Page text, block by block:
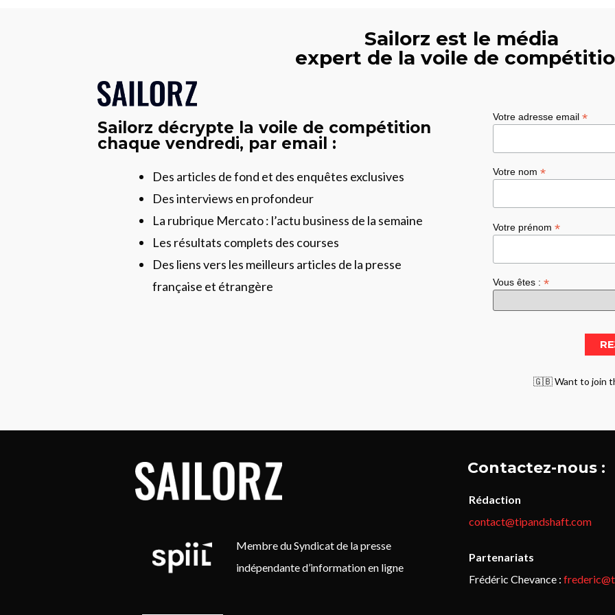
Sailorz est le média
expert de la voile de
Sailorz décrypte la voile de compétition
chaque vendredi, par email :
Des articles de fond et des enquêtes exclusives
Des interviews en profondeur
La rubrique Mercato : l’actu business de la semaine
Les résultats complets des courses
Des liens vers les meilleurs articles de la presse
française et étrangère
Votre adresse email *
Votre nom *
Votre prénom *
Vous êtes : *
🇬🇧 Want to join
Membre du Syndicat de la presse
indépendante d’information en ligne
Contactez-nous :
Rédaction
contact@tipandshaft.com
Partenariats
Frédéric Chevance :